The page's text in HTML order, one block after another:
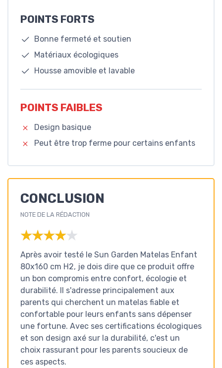
POINTS FORTS
Bonne fermeté et soutien
Matériaux écologiques
Housse amovible et lavable
POINTS FAIBLES
Design basique
Peut être trop ferme pour certains enfants
CONCLUSION
NOTE DE LA RÉDACTION
★★★★★
★★★★★
Après avoir testé le Sun Garden Matelas Enfant
80x160 cm H2, je dois dire que ce produit offre
un bon compromis entre confort, écologie et
durabilité. Il s'adresse principalement aux
parents qui cherchent un matelas fiable et
confortable pour leurs enfants sans dépenser
une fortune. Avec ses certifications écologiques
et son design axé sur la durabilité, c'est un
choix rassurant pour les parents soucieux de
ces aspects.